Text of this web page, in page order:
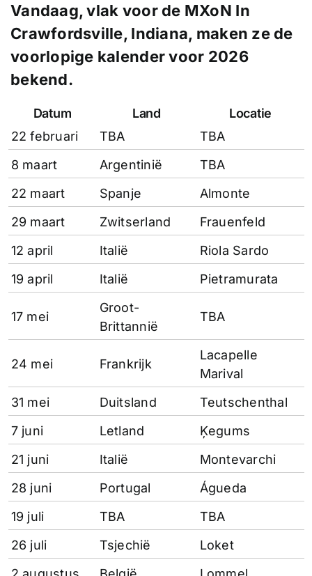
Vandaag, vlak voor de MXoN In
Crawfordsville, Indiana, maken ze de
voorlopige kalender voor 2026
bekend.
Datum Land
Locatie
22 februari
TBA
TBA
8 maart
Argentinië
TBA
22 maart
Spanje
Almonte
29 maart
Zwitserland
Frauenfeld
12 april
Italië
Riola Sardo
19 april
Italië Pietramurata
17 mei
Groot-
Brittannië
TBA
24 mei Frankrijk
Lacapelle
Marival
31 mei
Duitsland
Teutschenthal
7 juni
Letland
Ķegums
21 juni
Italië
Montevarchi
28 juni
Portugal
Águeda
19 juli
TBA
TBA
26 juli
Tsjechië
Loket